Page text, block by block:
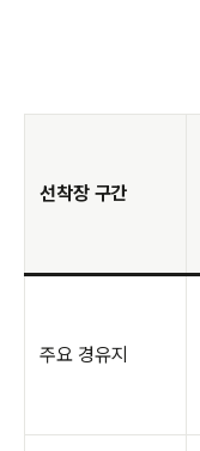
선착장 구간
주요 경유지